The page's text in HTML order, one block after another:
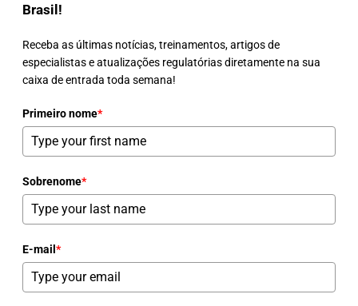
Brasil!
Receba as últimas notícias, treinamentos, artigos de
especialistas e atualizações regulatórias diretamente na sua
caixa de entrada toda semana!
Primeiro nome*
Sobrenome*
E-mail *